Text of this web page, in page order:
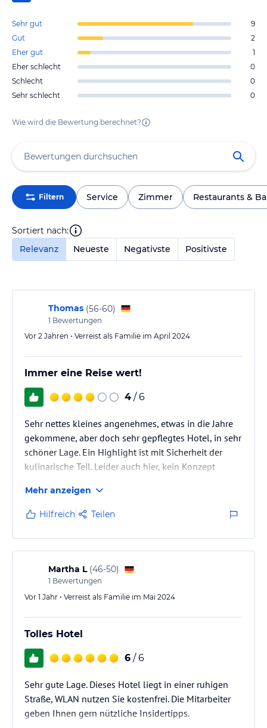
Sehr gut
9
Gut
2
Eher gut
1
Eher schlecht
0
Schlecht
0
Sehr schlecht
0
Wie wird die Bewertung berechnet?
Filtern Service Zimmer Restaurants &
Sortiert nach:
Relevanz
Neueste Negativste Positivste
Thomas (56-60)
1 Bewertungen
Vor 2 Jahren • Verreist als Familie im April 2024
Immer eine Reise wert!
4 / 6
Sehr nettes kleines angenehmes, etwas in die Jahre
gekommene, aber doch sehr gepflegtes Hotel, in sehr
schöner Lage. Ein Highlight ist mit Sicherheit der
kulinarische Teil. Leider auch hier, kein Konzept
dann gemütlich um zehn wieder - Liegen Reservierer"
- sehr ärgerlich und schade.
Mehr anzeigen
Hilfreich Teilen
Martha L (46-50)
1 Bewertungen
Vor 1 Jahr • Verreist als Familie im Mai 2024
Tolles Hotel
6 / 6
Sehr gute Lage. Dieses Hotel liegt in einer ruhigen
Straße, WLAN nutzen Sie kostenfrei. Die Mitarbeiter
geben Ihnen gern nützliche Insidertipps.